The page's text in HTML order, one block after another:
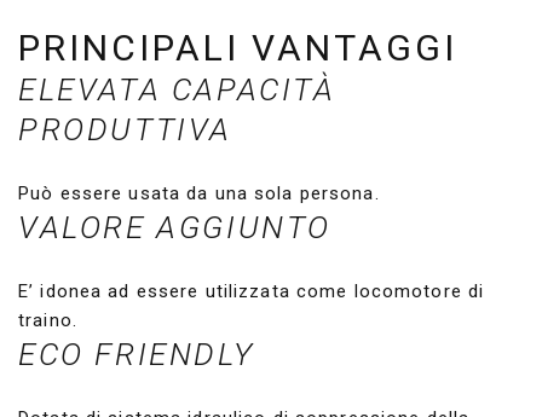
PRINCIPALI VANTAGGI
ELEVATA CAPACITÀ
PRODUTTIVA
Può essere usata da una sola persona.
VALORE AGGIUNTO
E’ idonea ad essere utilizzata come locomotore di
traino.
ECO FRIENDLY